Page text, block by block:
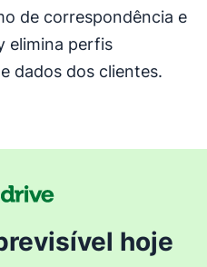
de correspondência e
elimina perfis
dados dos clientes.
hoje